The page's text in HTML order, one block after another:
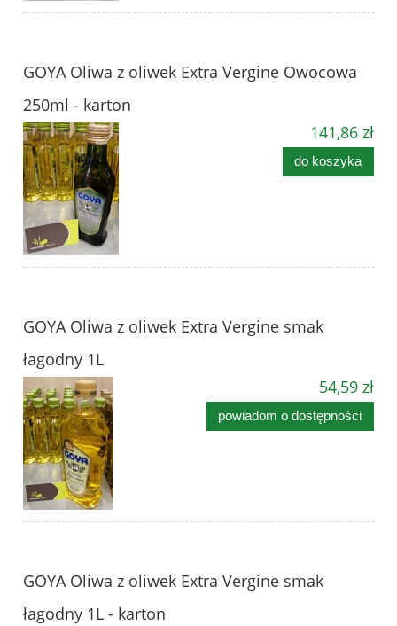
GOYA Oliwa z oliwek Extra Vergine Owocowa
250ml - karton
141,86 zł
do koszyka
GOYA Oliwa z oliwek Extra Vergine smak
łagodny 1L
54,59 zł
powiadom o dostępności
GOYA Oliwa z oliwek Extra Vergine smak
łagodny 1L - karton